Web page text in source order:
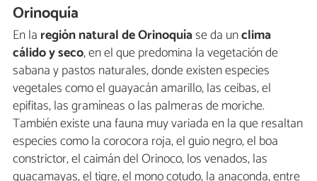
Orinoquía
En la región natural de Orinoquíase da unclima
cálido y seco, en el que predomina la vegetación de
sabana y pastos naturales, donde existen especies
vegetales como el guayacán amarillo, las ceibas, el
epifitas, las gramíneas o las palmeras de moriche.
También existe una fauna muy variada en la que resaltan
especies como la corocora roja, el guio negro, el boa
constrictor, el caimán del Orinoco, los venados, las
guacamayas, el tigre, el mono cotudo, la anaconda, entre